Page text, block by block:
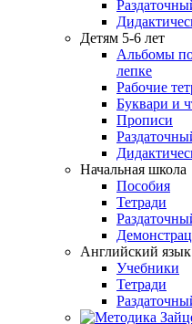
Детям 5-6 лет
Альбомы
лепке
Рабочие
Буквари и
Прописи
Начальная школа
Пособия
Тетради
Английский язык
Учебники
Тетради